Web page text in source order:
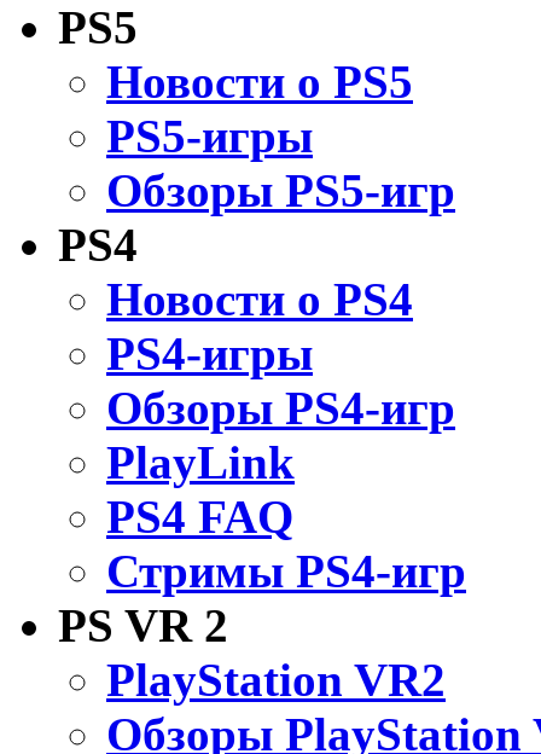
PS5
Новости о PS5
PS5-игры
Обзоры PS5-игр
PS4
Новости о PS4
PS4-игры
Обзоры PS4-игр
PlayLink
PS4 FAQ
Стримы PS4-игр
PS VR 2
PlayStation VR2
Обзоры PlayStation